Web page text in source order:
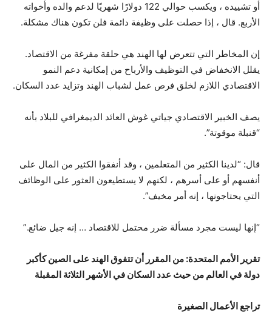
أو تشييده ، ويكسب حوالي 122 دولارًا شهريًا لدعم والده وأخواته
الأربع. قال ، إذا حصلت على وظيفة دائمة فلن تكون هناك مشكلة.
إن المخاطر التي تتعرض لها الهند هي حلقة مفرغة من الاقتصاد.
يقلل الانخفاض في التوظيف والأرباح من إمكانية دعم النمو
الاقتصادي اللازم لخلق فرص عمل لشباب الهند وتزايد عدد السكان.
يصف الخبير الاقتصادي جياتي غوش العائد الديمغرافي للبلاد بأنه
“قنبلة موقوتة”.
قال: “لدينا الكثير من المتعلمين ، وقد أنفقوا الكثير من المال على
أنفسهم أو على أسرهم ، لكنهم لا يستطيعون العثور على الوظائف
التي يحتاجونها ، إنه أمر مخيف”.
“إنها ليست مجرد مسألة ضرر محتمل للاقتصاد … إنه جيل ضائع.”
تقرير الأمم المتحدة: من المقرر أن تتفوق الهند على الصين كأكبر
دولة في العالم من حيث عدد السكان في الأشهر الثلاثة المقبلة
تراجع الأعمال الصغيرة